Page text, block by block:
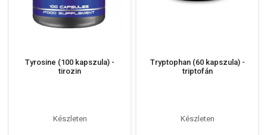
Tyrosine (100 kapszula) -
tirozin
Készleten
Tryptophan (60 kapszula) -
triptofán
Készleten